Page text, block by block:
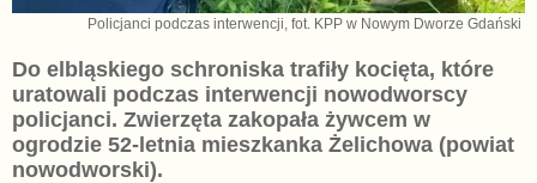
Policjanci podczas interwencji, fot. KPP w Nowym Dworze Gdański
Do elbląskiego schroniska trafiły kocięta, które
uratowali podczas interwencji nowodworscy
policjanci. Zwierzęta zakopała żywcem w
ogrodzie 52-letnia mieszkanka Żelichowa (powiat
nowodworski).